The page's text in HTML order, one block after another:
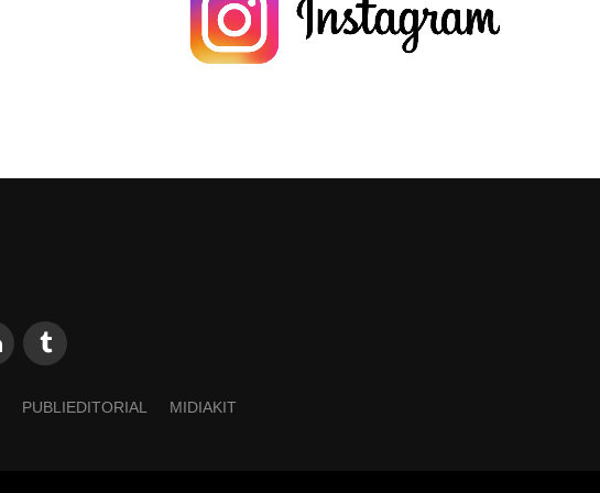
PUBLIEDITORIAL MIDIAKIT